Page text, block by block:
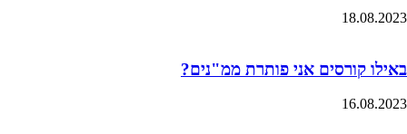
18.08.2023
באילו קורסים אני פותרת ממ"נים?
16.08.2023